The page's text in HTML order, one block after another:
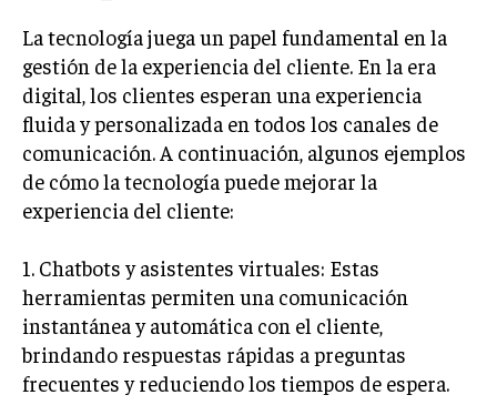
FRANQUICIAS
MARKETING DE INFLUENCERS
E-COMMERCE
E-COMMERCE Y COMERCIO ELECTRÓNICO
ESTRATEGIAS DE PRICING Y GESTIÓN DE
PRECIOS
EMPRESAS Y STARTUPS TECNOLÓGICAS
GESTIÓN DE LA EXPERIENCIA DEL CLIENTE
MÁS
La tecnología juega un papel fundamental en la
gestión de la experiencia del cliente. En la era
digital, los clientes esperan una experiencia
fluida y personalizada en todos los canales de
comunicación. A continuación, algunos ejemplos
de cómo la tecnología puede mejorar la
experiencia del cliente:
1. Chatbots y asistentes virtuales: Estas
herramientas permiten una comunicación
instantánea y automática con el cliente,
brindando respuestas rápidas a preguntas
frecuentes y reduciendo los tiempos de espera.